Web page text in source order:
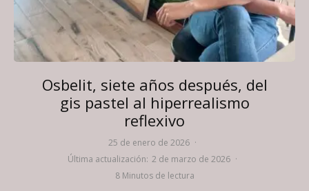
Osbelit, siete años después, del
gis pastel al hiperrealismo
reflexivo
25 de enero de 2026 ·
Última actualización: 2 de marzo de 2026 ·
8 Minutos de lectura